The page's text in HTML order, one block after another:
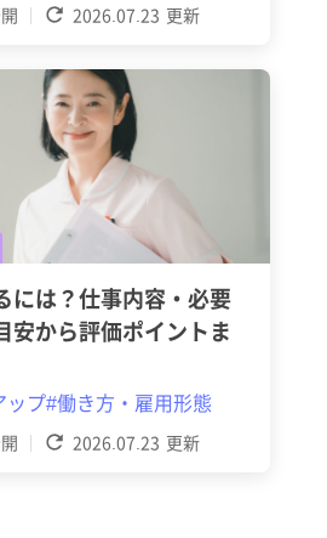
2026.07.23 更新
2026.07.23 更新
には？仕事内容・必要
安から評価ポイントま
ップ#働き方・雇用形態